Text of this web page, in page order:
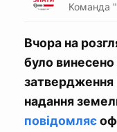
Команда
Вчора на
було
надання
повідомляє